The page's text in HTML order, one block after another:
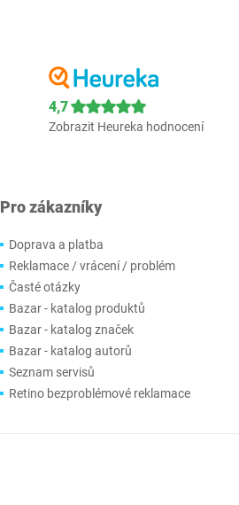
4,7
Zobrazit Heureka hodnocení
Pro zákazníky
Doprava a platba
Reklamace / vrácení / problém
Časté otázky
Bazar - katalog produktů
Bazar - katalog značek
Bazar - katalog autorů
Seznam servisů
Retino bezproblémové reklamace